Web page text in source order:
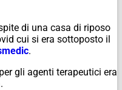
di una casa di riposo
cui si era sottoposto il
.
gli agenti terapeutici era